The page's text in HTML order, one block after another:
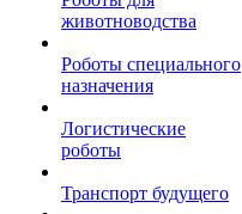
животноводства
Роботы специального
назначения
Логистические
роботы
Транспорт будущего